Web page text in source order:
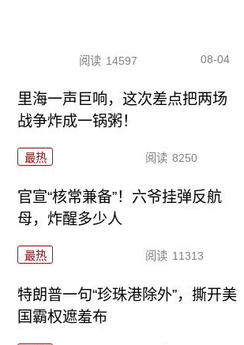
阅读 14597 08-04
里海一声巨响，这次差点把两场
战争炸成一锅粥！
最热 阅读 8250
官宣“核常兼备”！六爷挂弹反航
母，炸醒多少人
最热 阅读 11313
特朗普一句“珍珠港除外”，撕开美
国霸权遮羞布